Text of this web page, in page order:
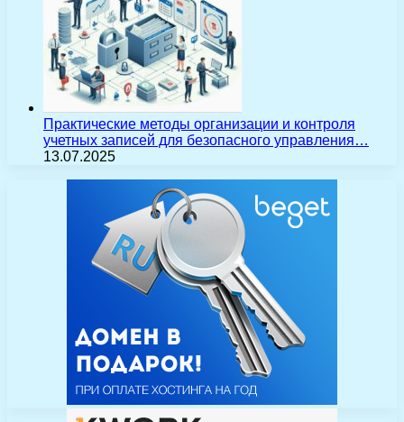
Практические методы организации и контроля
учетных записей для безопасного управления…
13.07.2025